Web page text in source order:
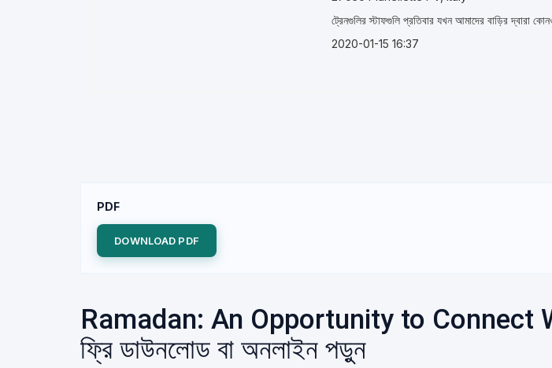
ট্রেনগুলির স্টাফগুলি প্রতিবার যখন আমাদের বাড়ির দ্বারা
2020-01-15 16:37
PDF
DOWNLOAD PDF
Ramadan: An Opportunity to Connect
ফ্রি ডাউনলোড বা অনলাইন পড়ুন